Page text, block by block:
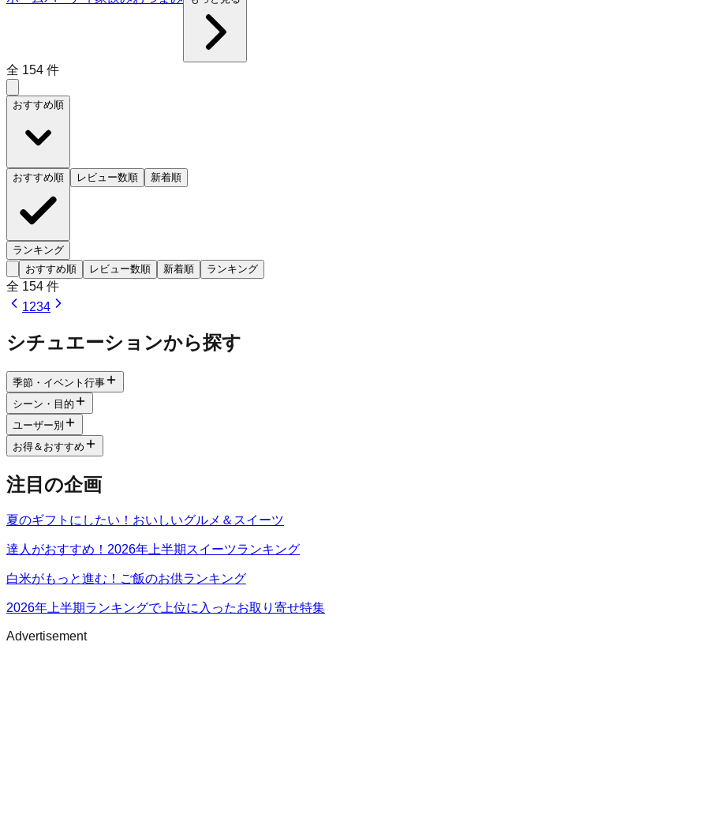
全 154 件
おすすめ順
おすすめ順 レビュー数順 新着順
ランキング
おすすめ順
レビュー数順 新着順 ランキング
全 154 件
1234
シチュエーションから探す
季節・イベント行事
シーン・目的
ユーザー別
お得＆おすすめ
注目の企画
夏のギフトにしたい！おいしいグルメ＆スイーツ
達人がおすすめ！2026年上半期スイーツランキング
白米がもっと進む！ご飯のお供ランキング
2026年上半期ランキングで上位に入ったお取り寄せ特集
Advertisement